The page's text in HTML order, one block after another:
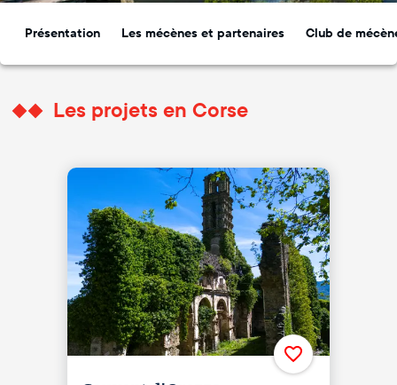
Présentation Les mécènes et partenaires Club de
Les projets en Corse